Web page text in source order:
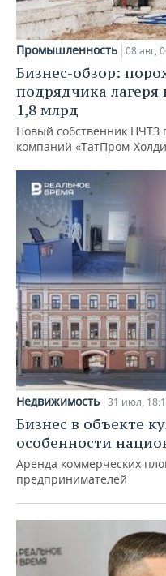
Промышленность 08 авг,
Бизнес-обзор:
подрядчика
1,8 млрд
Новый собственник НЧТЗ
компаний «ТатПром-
Недвижимость 31 июл,
Бизнес в объекте
особенности
Аренда коммерческих
предпринимателей